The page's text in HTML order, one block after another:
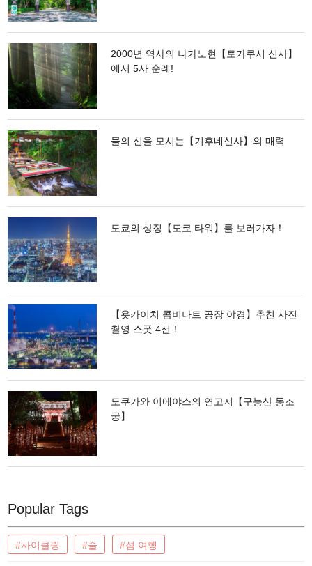
2000년 역사의 나가노현【토가쿠시 신사】
에서 5사 순례!
물의 신을 모시는【기후네신사】의 매력
도쿄의 상징【도쿄 타워】를 보러가자！
【욧카이치 콤비나트 공장 야경】추천 사진
촬영 스폿 4선！
도쿠가와 이에야스의 연고지【구능산 동조
궁】
Popular Tags
#사이클링 #술 #섬 여행